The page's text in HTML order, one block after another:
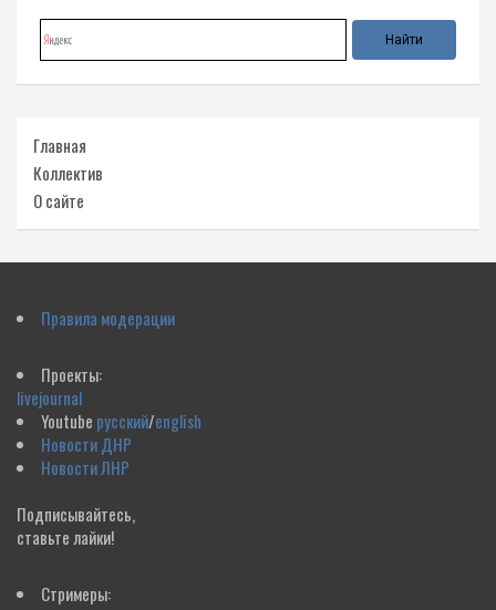
Главная
Коллектив
О сайте
Правила модерации
Проекты:
livejournal
Youtube русский/english
Новости ДНР
Новости ЛНР
Подписывайтесь,
ставьте лайки!
Стримеры: